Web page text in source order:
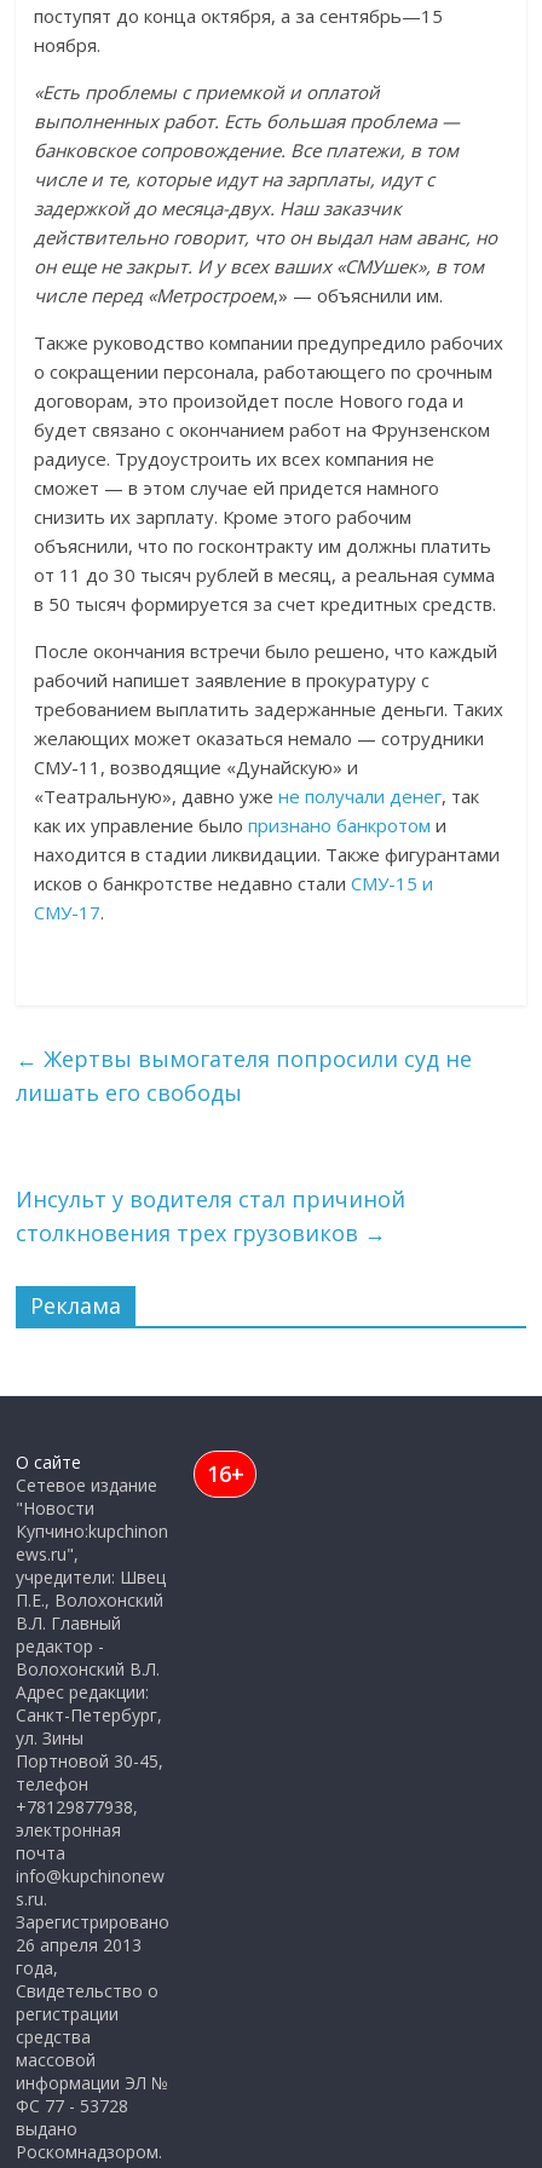
поступят до конца октября, а за сентябрь—15
ноября.
«Есть проблемы с приемкой и оплатой
выполненных работ. Есть большая проблема —
банковское сопровождение. Все платежи, в том
числе и те, которые идут на зарплаты, идут с
задержкой до месяца-двух. Наш заказчик
действительно говорит, что он выдал нам аванс, но
он еще не закрыт. И у всех ваших «СМУшек», в том
числе перед «Метростроем,» — объяснили им.
Также руководство компании предупредило рабочих
о сокращении персонала, работающего по срочным
договорам, это произойдет после Нового года и
будет связано с окончанием работ на Фрунзенском
радиусе. Трудоустроить их всех компания не
сможет — в этом случае ей придется намного
снизить их зарплату. Кроме этого рабочим
объяснили, что по госконтракту им должны платить
от 11 до 30 тысяч рублей в месяц, а реальная сумма
в 50 тысяч формируется за счет кредитных средств.
После окончания встречи было решено, что каждый
рабочий напишет заявление в прокуратуру с
требованием выплатить задержанные деньги. Таких
желающих может оказаться немало — сотрудники
СМУ-11, возводящие «Дунайскую» и
«Театральную», давно ужене получали денег, так
как их управление былопризнано банкротом и
находится в стадии ликвидации. Также фигурантами
исков о банкротстве недавно сталиСМУ-15 и
СМУ-17.
← Жертвы вымогателя попросили суд не
лишать его свободы
Инсульт у водителя стал причиной
столкновения трех грузовиков →
Реклама
О сайте
Сетевое издание
"Новости
Купчино:kupchinon
ews.ru",
учредители: Швец
П.Е., Волохонский
В.Л. Главный
редактор -
Волохонский В.Л.
Адрес редакции:
Санкт-Петербург,
ул. Зины
Портновой 30-45,
телефон
+78129877938,
электронная
почта
info@kupchinonew
s.ru.
Зарегистрировано
26 апреля 2013
года,
Свидетельство о
регистрации
средства
массовой
информации ЭЛ №
ФС 77 - 53728
выдано
Роскомнадзором.
16+